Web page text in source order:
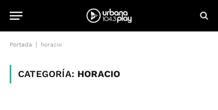
Portada horacio
CATEGORÍA: HORACIO